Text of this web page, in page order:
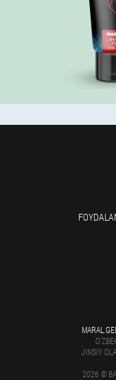
JINSIY
2026 ©